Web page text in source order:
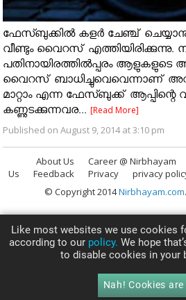
ഫേസ്ബുക്കില്‍ കളര്‍ ചേഞ്ച്
വീണ്ടും വൈറസ് എത്തിയിരിക്കുന്നു.
പതിനായിരത്തില്‍പ്പരം ആളുകളുടെ
വൈറസ് ബാധിച്ചുവെവെന്നാണ്
മാറ്റാം എന്ന ഫേസ്ബുക്ക് ആപ്പിന്റെ
കണ്ണുടക്കുന്നവര...[Read More]
Published on August 9, 2014 at 3:10 pm
About Us Career @ Nirbhayam
Us
Feedback Privacy privacy
© Copyright 2014Nirbhayam.com
Like most websites we use cookies
according to our policy. We hope
to disable cookies in your
Nah! Cookies